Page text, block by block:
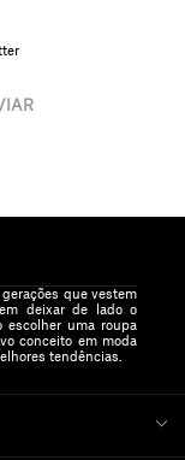
que vestem
deixar de lado o
escolher uma roupa
conceito em moda
tendências.